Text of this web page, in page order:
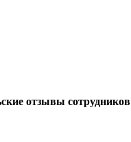
отзывы сотрудников